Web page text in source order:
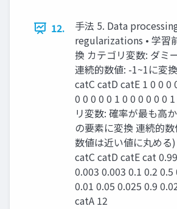
12.
⼿法 5. Data
regularizations • 学習
換 カテゴリ変数: ダミ
連続的数値: -1~1に変
catC catD catE 1 0 0 0
0 0 0 0 0 1 0 0 0 0 0 0
リ変数: 確率が最も⾼
の要素に変換 連続的
数値は近い値に丸める
catC catD catE cat
0.003 0.003 0.1 0.2 0.5
0.01 0.05 0.025 0.9
catA 12